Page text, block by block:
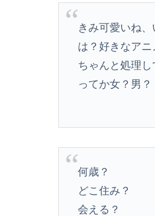
きみ可愛いね
は？好きなア
ちゃんと処理
ってか女？男？
何歳？
どこ住み？
会える？